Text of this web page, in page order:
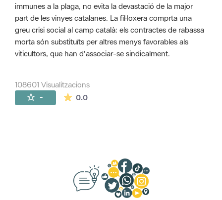
immunes a la plaga, no evita la devastació de la major
part de les vinyes catalanes. La fil·loxera comprta una
greu crisi social al camp català: els contractes de rabassa
morta són substituïts per altres menys favorables als
viticultors, que han d'associar-se sindicalment.
108601 Visualitzacions
- 0.0La mitjana de les valoracions és de 0